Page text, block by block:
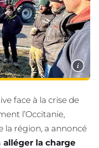
i
face à la crise de
l’Occitanie,
la région, a annoncé
alléger la charge